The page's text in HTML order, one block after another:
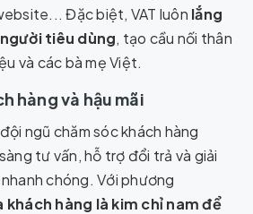
Đặc biệt, VAT luôn lắng
tiêu dùng, tạo cầu nối thân
và các bà mẹ Việt.
hàng và hậu mãi
ngũ chăm sóc khách hàng
tư vấn, hỗ trợ đổi trả và giải
chóng. Với phương
khách hàng là kim chỉ nam để